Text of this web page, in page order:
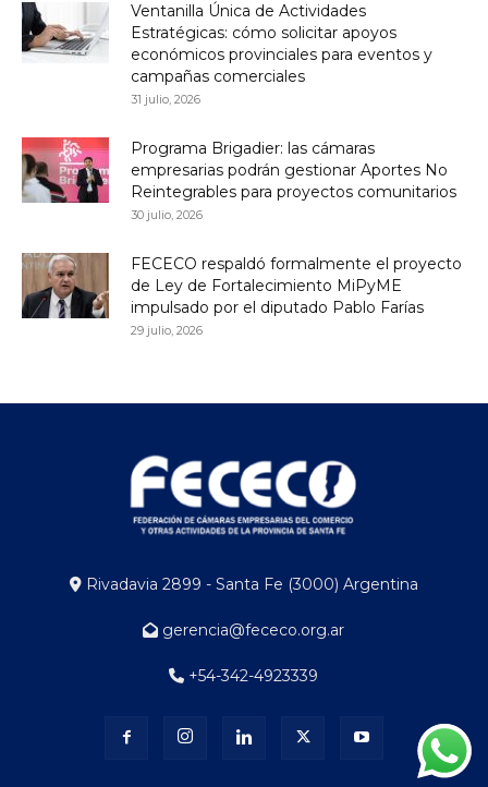
Ventanilla Única de Actividades
Estratégicas: cómo solicitar apoyos
económicos provinciales para eventos y
campañas comerciales
31 julio, 2026
Programa Brigadier: las cámaras
empresarias podrán gestionar Aportes No
Reintegrables para proyectos comunitarios
30 julio, 2026
FECECO respaldó formalmente el proyecto
de Ley de Fortalecimiento MiPyME
impulsado por el diputado Pablo Farías
29 julio, 2026
Rivadavia 2899 - Santa Fe (3000) Argentina
gerencia@fececo.org.ar
+54-342-4923339